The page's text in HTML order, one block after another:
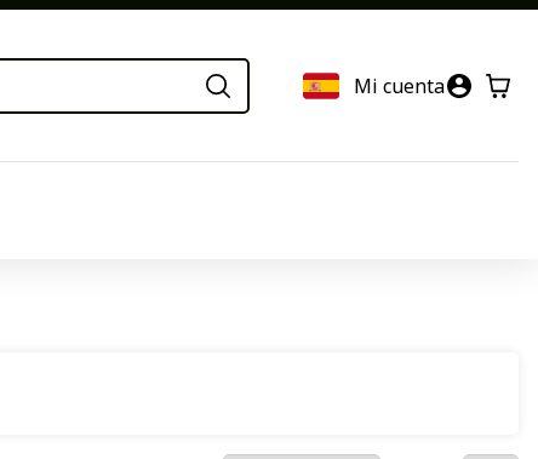
Mi cuenta